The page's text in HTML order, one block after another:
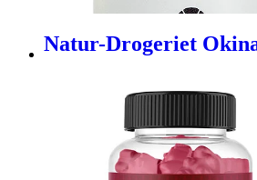
Natur-Drogeriet